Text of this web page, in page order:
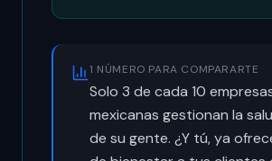
1 NÚMERO PARA COMPARARTE
Solo 3 de cada 10
mexicanas gestionan la
de su gente. ¿Y tú, ya